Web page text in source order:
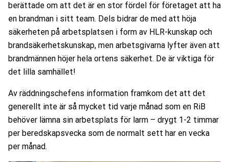
berättade om att det är en stor fördel för företaget att ha
en brandman i sitt team. Dels bidrar de med att höja
säkerheten på arbetsplatsen i form av HLR-kunskap och
brandsäkerhetskunskap, men arbetsgivarna lyfter även att
brandmännen höjer hela ortens säkerhet. De är viktiga för
det lilla samhället!
Av räddningschefens information framkom det att det
generellt inte är så mycket tid varje månad som en RiB
behöver lämna sin arbetsplats för larm – drygt 1-2 timmar
per beredskapsvecka som de normalt sett har en vecka
per månad.